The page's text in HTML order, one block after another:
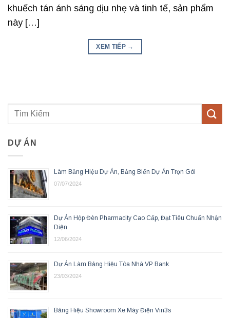
khuếch tán ánh sáng dịu nhẹ và tinh tế, sản phẩm
này […]
XEM TIẾP →
DỰ ÁN
Làm Bảng Hiệu Dự Án, Bảng Biển Dự Án Trọn Gói
07/07/2024
Dự Án Hộp Đèn Pharmacity Cao Cấp, Đạt Tiêu Chuẩn Nhận
Diện
12/06/2024
Dự Án Làm Bảng Hiệu Tòa Nhà VP Bank
23/03/2024
Bảng Hiệu Showroom Xe Máy Điện Vin3s